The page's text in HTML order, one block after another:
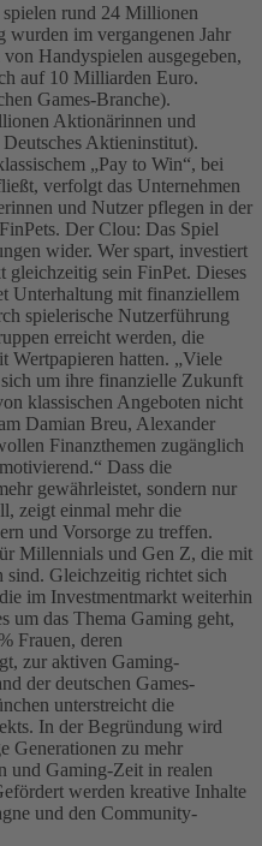
rund 24 Millionen
wurden im vergangenen Jahr
Handyspielen ausgegeben,
auf 10 Milliarden Euro.
Games-Branche).
Aktionärinnen und
Aktieninstitut).
„Pay to Win“, bei
verfolgt das Unternehmen
und Nutzer pflegen in der
Der Clou: Das Spiel
wider. Wer spart, investiert
sein FinPet. Dieses
Unterhaltung mit finanziellem
spielerische Nutzerführung
erreicht werden, die
Wertpapieren hatten. „Viele
um ihre finanzielle Zukunft
klassischen Angeboten nicht
Damian Breu, Alexander
Finanzthemen zugänglich
Dass die
gewährleistet, sondern nur
zeigt einmal mehr die
und Vorsorge zu treffen.
Millennials und Gen Z, die mit
sind. Gleichzeitig richtet sich
im Investmentmarkt weiterhin
um das Thema Gaming geht,
Frauen, deren
zur aktiven Gaming-
der deutschen Games-
unterstreicht die
In der Begründung wird
Generationen zu mehr
und Gaming-Zeit in realen
werden kreative Inhalte
und den Community-